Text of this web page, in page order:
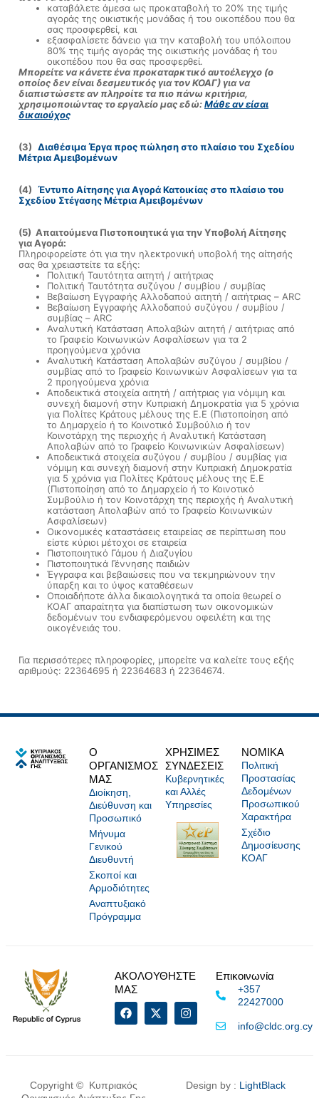
καταβάλετε άμεσα ως προκαταβολή το 20% της τιμής
αγοράς της οικιστικής μονάδας ή του οικοπέδου που θα
σας προσφερθεί, και
εξασφαλίσετε δάνειο για την καταβολή του υπόλοιπου
80% της τιμής αγοράς της οικιστικής μονάδας ή του
οικοπέδου που θα σας προσφερθεί.
Μπορείτε να κάνετε ένα προκαταρκτικό αυτοέλεγχο (ο
οποίος δεν είναι δεσμευτικός για τον ΚΟΑΓ) για να
διαπιστώσετε αν πληροίτε τα πιο πάνω κριτήρια,
χρησιμοποιώντας το εργαλείο μας εδώ:Μάθε αν είσαι
δικαιούχος
(3) Διαθέσιμα Έργα προς πώληση στο πλαίσιο του Σχεδίου
Μέτρια Αμειβομένων
(4) Έντυπο Αίτησης για Αγορά Κατοικίας στο πλαίσιο του
Σχεδίου Στέγασης Μέτρια Αμειβομένων
(5) Απαιτούμενα Πιστοποιητικά για την Υποβολή Αίτησης
για Αγορά:
Πληροφορείστε ότι για την ηλεκτρονική υποβολή της αίτησής
σας θα χρειαστείτε τα εξής:
Πολιτική Ταυτότητα αιτητή / αιτήτριας
Πολιτική Ταυτότητα συζύγου / συμβίου / συμβίας
Βεβαίωση Εγγραφής Αλλοδαπού αιτητή / αιτήτριας – ARC
Βεβαίωση Εγγραφής Αλλοδαπού συζύγου / συμβίου /
συμβίας – ARC
Αναλυτική Κατάσταση Απολαβών αιτητή / αιτήτριας από
το Γραφείο Κοινωνικών Ασφαλίσεων για τα 2
προηγούμενα χρόνια
Αναλυτική Κατάσταση Απολαβών συζύγου / συμβίου /
συμβίας από το Γραφείο Κοινωνικών Ασφαλίσεων για τα
2 προηγούμενα χρόνια
Αποδεικτικά στοιχεία αιτητή / αιτήτριας για νόμιμη και
συνεχή διαμονή στην Κυπριακή Δημοκρατία για 5 χρόνια
για Πολίτες Κράτους μέλους της Ε.Ε (Πιστοποίηση από
το Δημαρχείο ή το Κοινοτικό Συμβούλιο ή τον
Κοινοτάρχη της περιοχής ή Αναλυτική Κατάσταση
Απολαβών από το Γραφείο Κοινωνικών Ασφαλίσεων)
Αποδεικτικά στοιχεία συζύγου / συμβίου / συμβίας για
νόμιμη και συνεχή διαμονή στην Κυπριακή Δημοκρατία
για 5 χρόνια για Πολίτες Κράτους μέλους της Ε.Ε
(Πιστοποίηση από το Δημαρχείο ή το Κοινοτικό
Συμβούλιο ή τον Κοινοτάρχη της περιοχής ή Αναλυτική
κατάσταση Απολαβών από το Γραφείο Κοινωνικών
Ασφαλίσεων)
Οικονομικές καταστάσεις εταιρείας σε περίπτωση που
είστε κύριοι μέτοχοι σε εταιρεία
Πιστοποιητικό Γάμου ή Διαζυγίου
Πιστοποιητικά Γέννησης παιδιών
Έγγραφα και βεβαιώσεις που να τεκμηριώνουν την
ύπαρξη και το ύψος καταθέσεων
Οποιαδήποτε άλλα δικαιολογητικά τα οποία θεωρεί ο
ΚΟΑΓ απαραίτητα για διαπίστωση των οικονομικών
δεδομένων του ενδιαφερόμενου οφειλέτη και της
οικογένειάς του.
Για περισσότερες πληροφορίες, μπορείτε να καλείτε τους εξής
αριθμούς: 22364695 ή 22364683 ή 22364674.
Ο
ΟΡΓΑΝΙΣΜΟΣ
ΜΑΣ
Διοίκηση,
Διεύθυνση και
Προσωπικό
Μήνυμα
Γενικού
Διευθυντή
Σκοποί και
Αρμοδιότητες
Αναπτυξιακό
Πρόγραμμα
ΧΡΗΣΙΜΕΣ
ΣΥΝΔΕΣΕΙΣ
Κυβερνητικές
και Αλλές
Υπηρεσίες
NOMIKA
Πολιτική
Προστασίας
Δεδομένων
Προσωπικού
Χαρακτήρα
Σχέδιο
Δημοσίευσης
ΚΟΑΓ
ΑΚΟΛΟΥΘΗΣΤΕ
ΜΑΣ
Επικοινωνία
+357
22427000
info@cldc.org.cy
Copyright © Κυπριακός
Design by : LightBlack